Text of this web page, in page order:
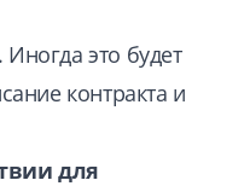
это будет
контракта и
для